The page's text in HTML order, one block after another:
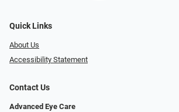
Quick Links
About Us
Accessibility Statement
Contact Us
Advanced Eye Care